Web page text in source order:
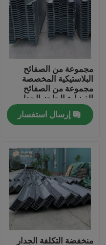
معلومات عنا
مراقبة الجودة
اتصل بنا
مدونة
اطلب اقتباس
الوسائط المرشحة MBBR
MBBR بيو ميديا
مجموعة من الصفائح
البلاستيكية المخصصة
مجموعة من الصفائح
الفينيلية الحاجز الجدار
بحيرة الماء حل
إرسال استفسار
منخفضة التكلفة الجدار